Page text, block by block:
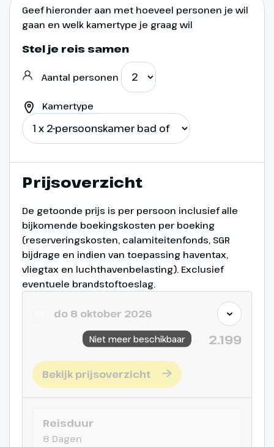
Caldeira Sete Cidades
Cidades, een vulkanisch
adembenemende
kraterlandschap werd verkozen
tot een van de zeven
natuurwonderen van Portugal.
Daarna brengen we een bezoek
aan een ananasplantage en het
spectaculaire uitkijkpunt Vista do
Rei, voor een fenomenaal uitzicht
op de kratermeren van de
Geef hieronder aan met hoeveel personen je wil
gaan en welk kamertype je graag wil
Stel je reis samen
Aantal personen
Kamertype
Prijsoverzicht
De getoonde prijs is per persoon inclusief alle
bijkomende boekingskosten per boeking
(reserveringskosten, calamiteitenfonds, SGR
bijdrage en indien van toepassing haventax,
vliegtax en luchthavenbelasting). Exclusief
eventuele brandstoftoeslag.
Niet meer beschikbaar
do 8 oktober 2026
2.199
Bekijk prijsoverzicht
Reisduur
8 Dagen